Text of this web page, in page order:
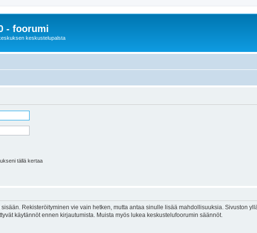
- foorumi
keskustelupalsta
tällä kertaa
Rekisteröityminen vie vain hetken, mutta antaa sinulle lisää mahdollisuuksia. Sivuston
käytännöt ennen kirjautumista. Muista myös lukea keskustelufoorumin säännöt.